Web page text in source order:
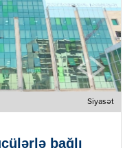
Siyasət
bağlı